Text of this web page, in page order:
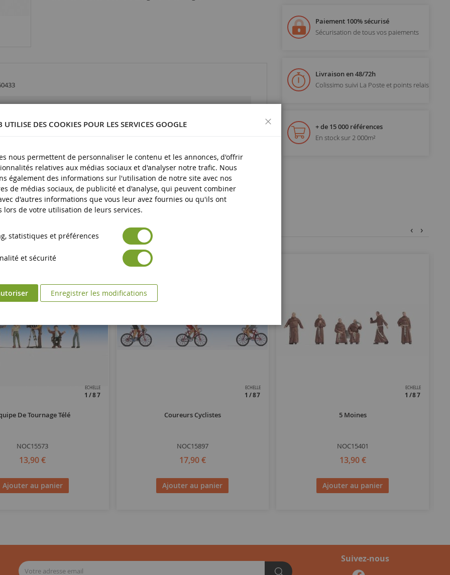
Paiement 100% sécurisé
Sécurisation de tous vos paiements
Livraison en 48/72h
Colissimo suivi La Poste et points relais
+ de 15 000 références
En stock sur 2 000m²
ECHELLE
1/87
De Tournage Télé
NOC15573
13,90 €
Ajouter au panier
ECHELLE
1/87
Coureurs Cyclistes
NOC15897
17,90 €
Ajouter au panier
ECHELLE
1/87
5 Moines
NOC15401
13,90 €
Ajouter au panier
‹ ›
Suivez-nous
UTILISE DES COOKIES POUR LES SERVICES GOOGLE
nous permettent de personnaliser le contenu et les annonces, d'offrir
relatives aux médias sociaux et d'analyser notre trafic. Nous
également des informations sur l'utilisation de notre site avec nos
de médias sociaux, de publicité et d'analyse, qui peuvent combiner
d'autres informations que vous leur avez fournies ou qu'ils ont
lors de votre utilisation de leurs services.
statistiques et préférences
et sécurité
Enregistrer les modifications